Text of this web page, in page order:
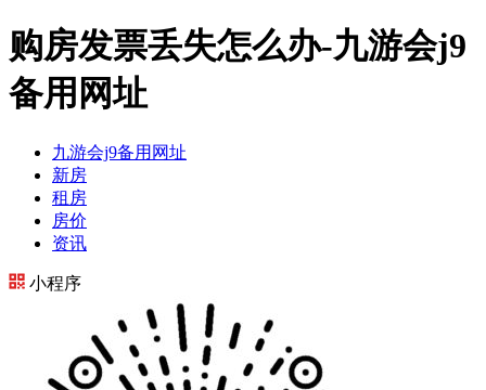
购房发票丢失怎么办-九游会j9
备用网址
九游会j9备用网址
新房
租房
房价
资讯
小程序